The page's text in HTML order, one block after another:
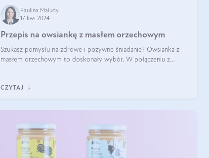
Paulina Maludy
17 kwi 2024
Przepis na owsiankę z masłem orzechowym
Szukasz pomysłu na zdrowe i pożywne śniadanie? Owsianka z
masłem orzechowym to doskonały wybór. W połączeniu z
CZYTAJ